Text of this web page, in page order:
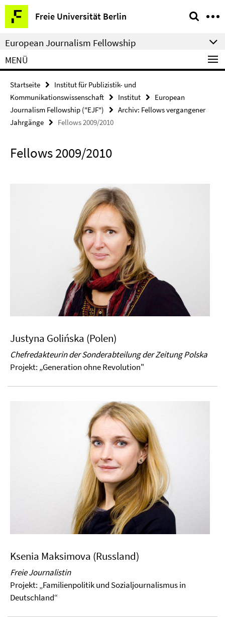
Springe
direkt
zu
Inhalt
Freie Universität Berlin
Service-
Navigation
European Journalism Fellowship
MENÜ
Startseite
Institut für Publizistik- und
Kommunikationswissenschaft
Institut
European
Journalism Fellowship ("EJF")
Archiv: Fellows vergangener
Jahrgänge
Fellows 2009/2010
Fellows 2009/2010
Justyna Golińska (Polen)
Chefredakteurin der Sonderabteilung der Zeitung Polska
Projekt: „Generation ohne Revolution"
Ksenia Maksimova (Russland)
Freie Journalistin
Projekt: „Familienpolitik und Sozialjournalismus in
Deutschland“